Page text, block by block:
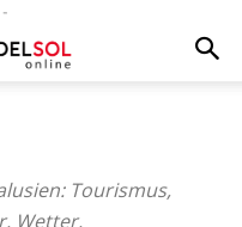
-
Tourismus,
Wetter,